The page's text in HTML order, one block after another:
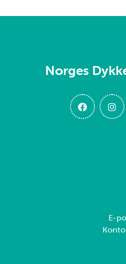
Norges
E-